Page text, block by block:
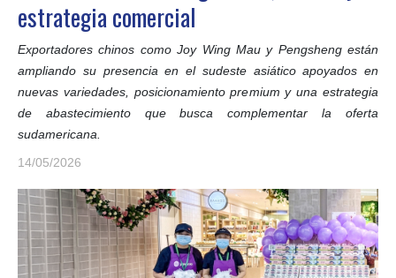
estrategia comercial
Exportadores chinos como Joy Wing Mau y Pengsheng están
ampliando su presencia en el sudeste asiático apoyados en
nuevas variedades, posicionamiento premium y una estrategia
de abastecimiento que busca complementar la oferta
sudamericana.
14/05/2026